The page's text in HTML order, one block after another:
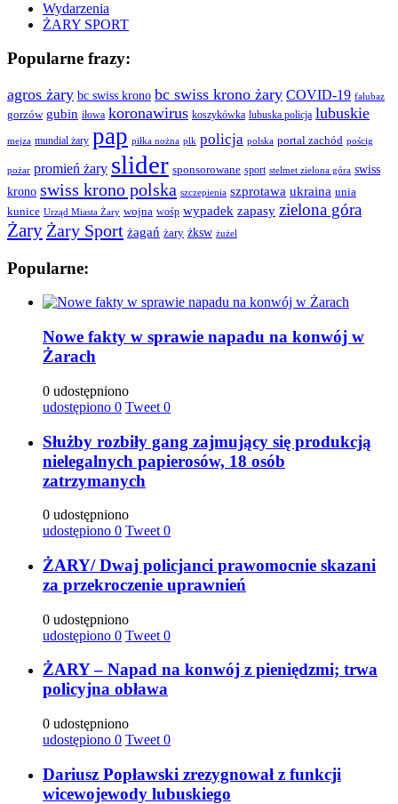
Wydarzenia
ŻARY SPORT
Popularne frazy:
agros żary bc swiss krono bc swiss krono żary COVID-19 falubaz
gorzów gubin iłowa koronawirus koszykówka lubuska policja lubuskie
mejza mundial żary pap piłka nożna plk policja polska portal zachód pościg
pożar promień żary slider sponsorowane sport stelmet zielona góra swiss
krono swiss krono polska szczepienia szprotawa ukraina unia
kunice Urząd Miasta Żary wojna wośp wypadek zapasy zielona góra
Żary Żary Sport żagań żary żksw żużel
Popularne:
Nowe fakty w sprawie napadu na konwój w
Żarach
0 udostępniono
udostępiono 0 Tweet 0
Służby rozbiły gang zajmujący się produkcją
nielegalnych papierosów, 18 osób
zatrzymanych
0 udostępniono
udostępiono 0 Tweet 0
ŻARY/ Dwaj policjanci prawomocnie skazani
za przekroczenie uprawnień
0 udostępniono
udostępiono 0 Tweet 0
ŻARY – Napad na konwój z pieniędzmi; trwa
policyjna obława
0 udostępniono
udostępiono 0 Tweet 0
Dariusz Popławski zrezygnował z funkcji
wicewojewody lubuskiego